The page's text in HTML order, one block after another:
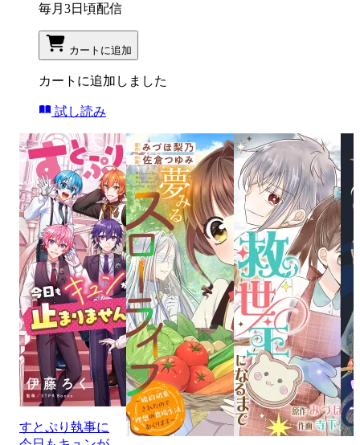
毎月3日頃配信
カートに追加
カートに追加しました
試し読み
すとぷり執事に